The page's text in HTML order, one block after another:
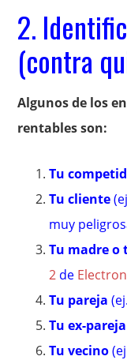
2.
(contra
Algunos de los
rentables son:
Tu
Tu cliente
muy
Tu madre o
2 de
Tu pareja
Tu ex-pareja
Tu vecino